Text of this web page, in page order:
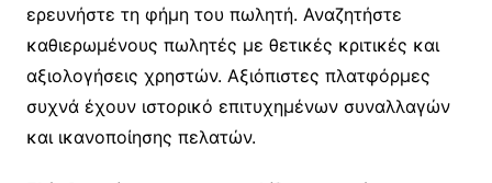
ερευνήστε τη φήμη του πωλητή. Αναζητήστε
καθιερωμένους πωλητές με θετικές κριτικές και
αξιολογήσεις χρηστών. Αξιόπιστες πλατφόρμες
συχνά έχουν ιστορικό επιτυχημένων συναλλαγών
και ικανοποίησης πελατών.